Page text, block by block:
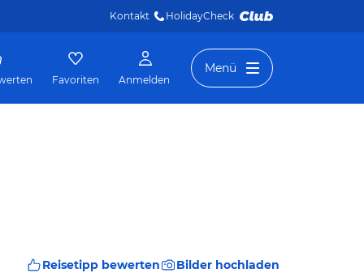
Kontakt HolidayCheck
Favoriten Anmelden
Menü
Reisetipp bewerten Bilder hochladen